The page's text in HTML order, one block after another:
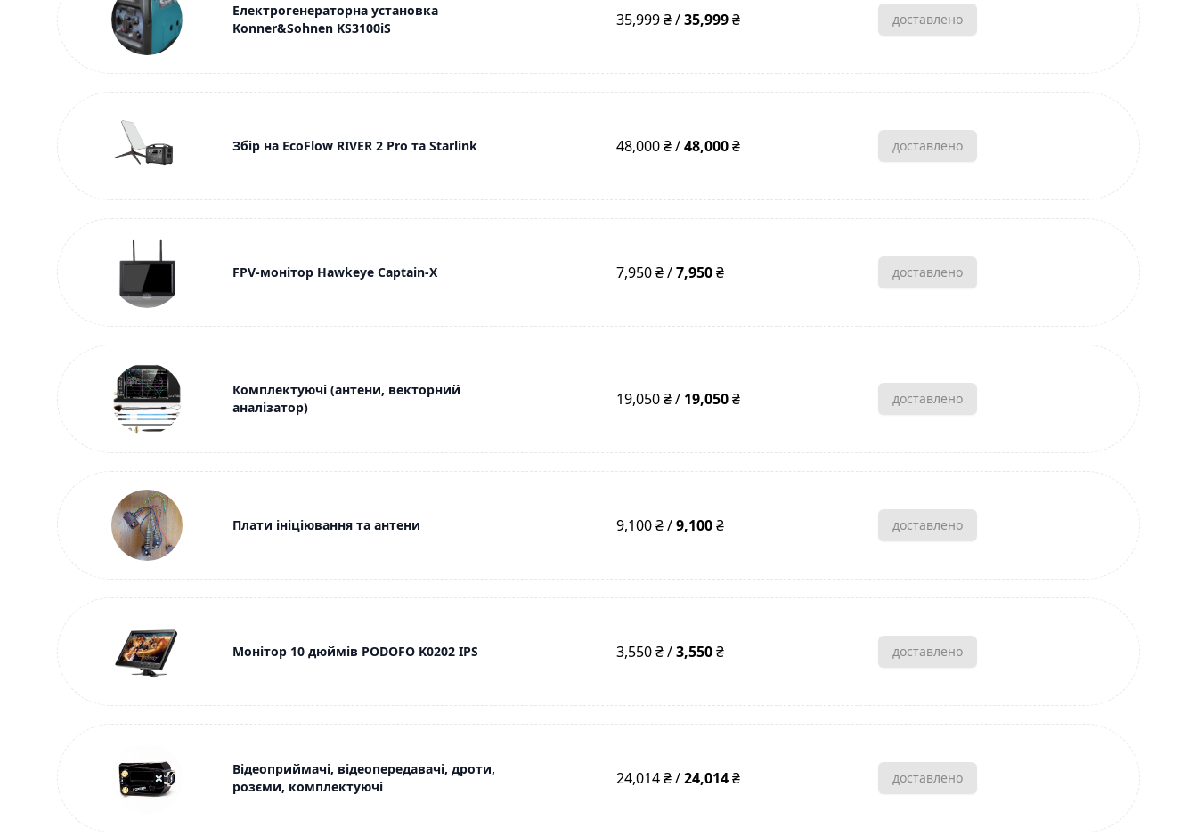
Електрогенераторна установка
Konner&Sohnen KS3100iS
35,999 ₴ /35,999₴ доставлено
Збір на EcoFlow RIVER 2 Pro та Starlink 48,000 ₴ /48,000₴ доставлено
FPV-монітор Hawkeye Captain-X 7,950 ₴ /7,950₴ доставлено
Комплектуючі (антени, векторний
аналізатор)
19,050 ₴ / 19,050₴ доставлено
Плати ініціювання та антени 9,100 ₴ /9,100₴ доставлено
Монітор 10 дюймів PODOFO K0202 IPS 3,550 ₴ /3,550₴ доставлено
Відеоприймачі, відеопередавачі, дроти,
розєми, комплектуючі
24,014 ₴ /24,014₴ доставлено